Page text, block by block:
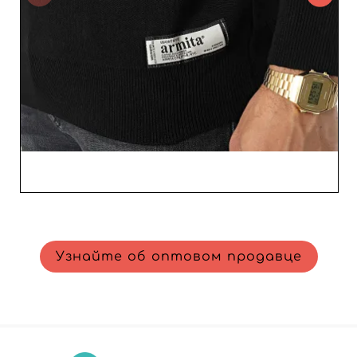
соответствием текущим трендам. Не упустите
возможность сотрудничать с известным оптовиком,
готовым поддержать рост вашего бизнеса
продуктами, которые удовлетворят самых
требовательных клиентов.
Узнайте об оптовом продавце